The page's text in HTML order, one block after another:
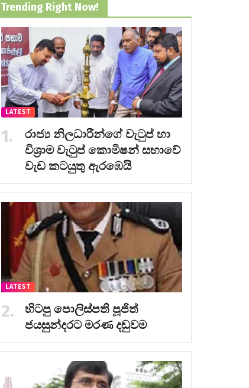
Trending Right Now!
LATEST
රාජ්‍ය නිලධාරීන්ගේ වැටුප් හා
විශ්‍රාම වැටුප් කොමිෂන් සභාවේ
වැඩ කටයුතු ඇරඹෙයි
LATEST
හිටපු පොලිස්පති පූජිත්
ජයසුන්දරට මරණ දඬුවම